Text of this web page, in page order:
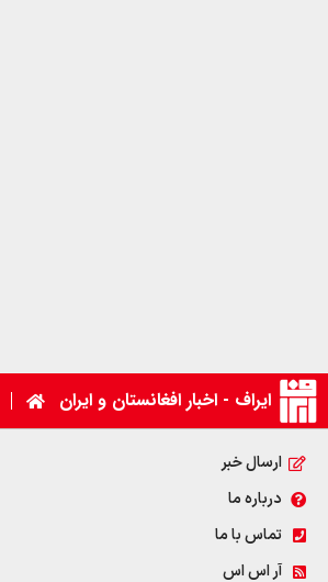
ایراف - اخبار افغانستان و ایران
ارسال خبر
درباره ما
تماس با ما
آر اس اس